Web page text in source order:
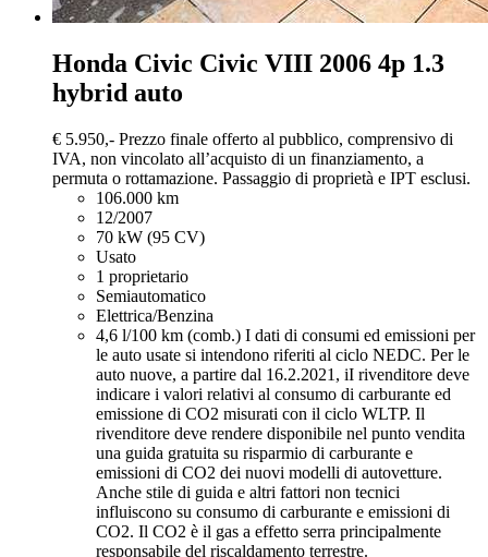
Honda Civic Civic VIII 2006 4p 1.3
hybrid auto
€ 5.950,- Prezzo finale offerto al pubblico, comprensivo di
IVA, non vincolato all’acquisto di un finanziamento, a
permuta o rottamazione. Passaggio di proprietà e IPT esclusi.
106.000 km
12/2007
70 kW (95 CV)
Usato
1 proprietario
Semiautomatico
Elettrica/Benzina
4,6 l/100 km (comb.) I dati di consumi ed emissioni per
le auto usate si intendono riferiti al ciclo NEDC. Per le
auto nuove, a partire dal 16.2.2021, iI rivenditore deve
indicare i valori relativi al consumo di carburante ed
emissione di CO2 misurati con il ciclo WLTP. Il
rivenditore deve rendere disponibile nel punto vendita
una guida gratuita su risparmio di carburante e
emissioni di CO2 dei nuovi modelli di autovetture.
Anche stile di guida e altri fattori non tecnici
influiscono su consumo di carburante e emissioni di
CO2. Il CO2 è il gas a effetto serra principalmente
responsabile del riscaldamento terrestre.